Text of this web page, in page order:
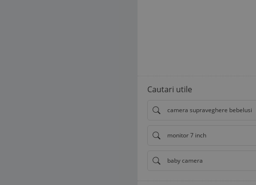
Cautari utile
camera supraveghere bebelusi
monitor 7 inch
baby camera